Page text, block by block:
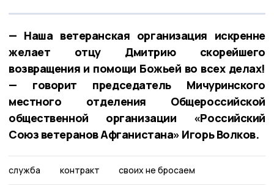
— Наша ветеранская организация искренне
желает отцу Дмитрию скорейшего
возвращения и помощи Божьей во всех делах!
— говорит председатель Мичуринского
местного отделения Общероссийской
общественной организации «Российский
Союз ветеранов Афганистана» Игорь Волков.
служба контракт своих не бросаем